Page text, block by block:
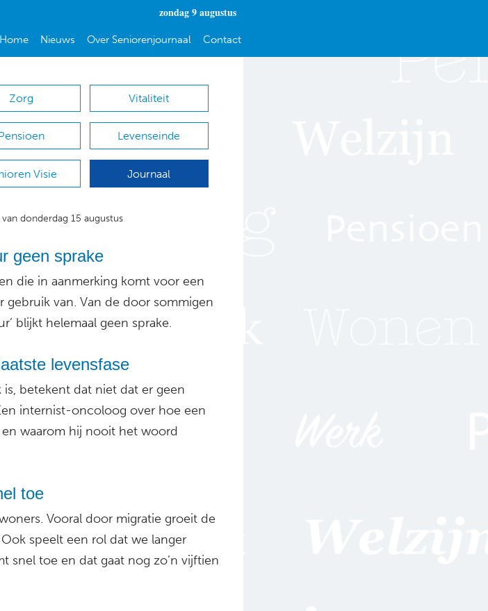
zondag 9 augustus
Home Nieuws Over Seniorenjournaal Contact
Zorg Vitaliteit
Levenseinde
Visie Journaal
donderdag 15 augustus
geen sprake
die in aanmerking komt voor een
gebruik van. Van de door sommigen
blijkt helemaal geen sprake.
levensfase
is, betekent dat niet dat er geen
internist-oncoloog over hoe een
waarom hij nooit het woord
toe
Vooral door migratie groeit de
speelt een rol dat we langer
snel toe en dat gaat nog zo’n vijftien